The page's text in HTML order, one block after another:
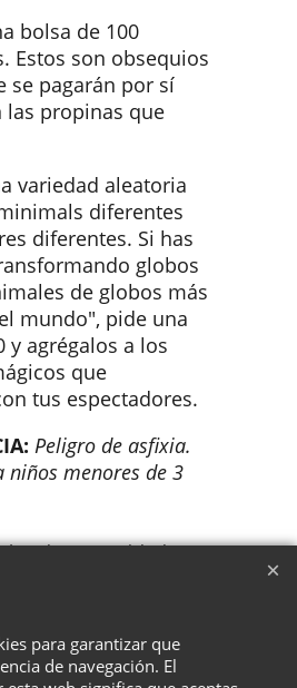
bolsa de 100
Estos son obsequios
se pagarán por sí
las propinas que
variedad aleatoria
diferentes
diferentes. Si has
globos
de globos más
mundo", pide una
y agrégalos a los
que
tus espectadores.
Peligro de asfixia.
niños menores de 3
de 100 unidades y
eCommerce software was used.
para garantizar que
de navegación. El